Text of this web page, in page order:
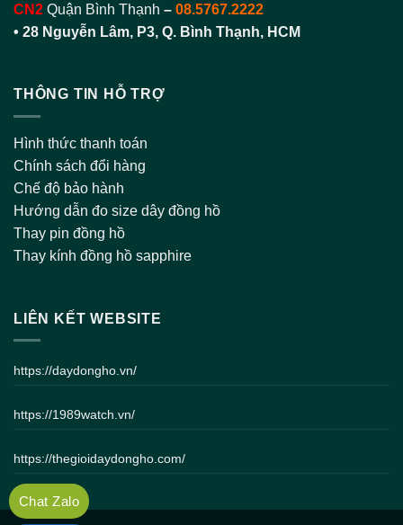
CN2 Quận Bình Thạnh – 08.5767.2222
• 28 Nguyễn Lâm, P3, Q. Bình Thạnh, HCM
THÔNG TIN HỖ TRỢ
Hình thức thanh toán
Chính sách đổi hàng
Chế độ bảo hành
Hướng dẫn đo size dây đồng hồ
Thay pin đồng hồ
Thay kính đồng hồ sapphire
LIÊN KẾT WEBSITE
https://daydongho.vn/
https://1989watch.vn/
https://thegioidaydongho.com/
Chat Zalo